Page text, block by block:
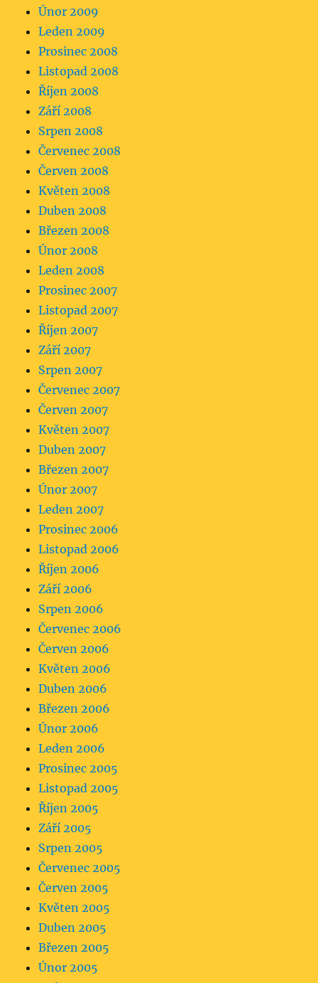
Únor 2009
Leden 2009
Prosinec 2008
Listopad 2008
Říjen 2008
Září 2008
Srpen 2008
Červenec 2008
Červen 2008
Květen 2008
Duben 2008
Březen 2008
Únor 2008
Leden 2008
Prosinec 2007
Listopad 2007
Říjen 2007
Září 2007
Srpen 2007
Červenec 2007
Červen 2007
Květen 2007
Duben 2007
Březen 2007
Únor 2007
Leden 2007
Prosinec 2006
Listopad 2006
Říjen 2006
Září 2006
Srpen 2006
Červenec 2006
Červen 2006
Květen 2006
Duben 2006
Březen 2006
Únor 2006
Leden 2006
Prosinec 2005
Listopad 2005
Říjen 2005
Září 2005
Srpen 2005
Červenec 2005
Červen 2005
Květen 2005
Duben 2005
Březen 2005
Únor 2005